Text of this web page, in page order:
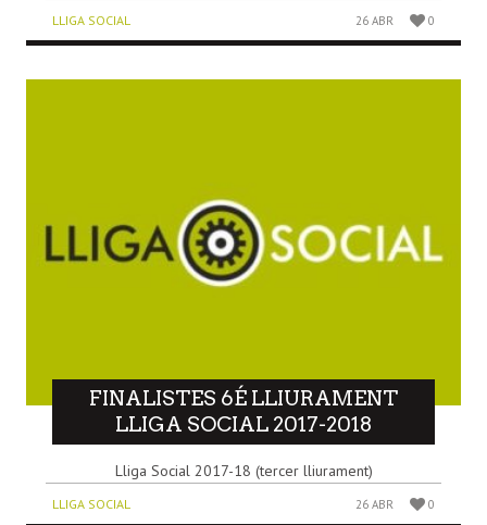
LLIGA SOCIAL 26 ABR 0
FINALISTES 6É LLIURAMENT
LLIGA SOCIAL 2017-2018
Lliga Social 2017-18 (tercer lliurament)
LLIGA SOCIAL 26 ABR 0